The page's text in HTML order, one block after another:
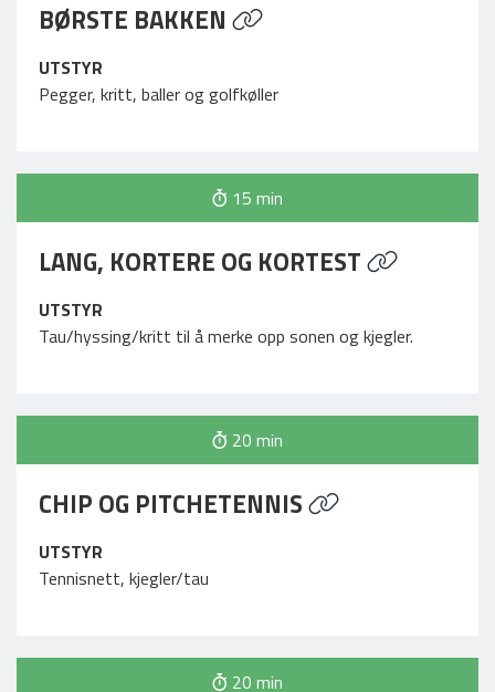
BØRSTE BAKKEN
UTSTYR
Pegger, kritt, baller og golfkøller
15 min
LANG, KORTERE OG KORTEST
UTSTYR
Tau/hyssing/kritt til å merke opp sonen og kjegler.
20 min
CHIP OG PITCHETENNIS
UTSTYR
Tennisnett, kjegler/tau
20 min